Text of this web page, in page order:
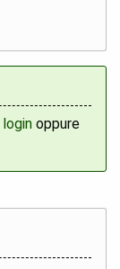
login oppure